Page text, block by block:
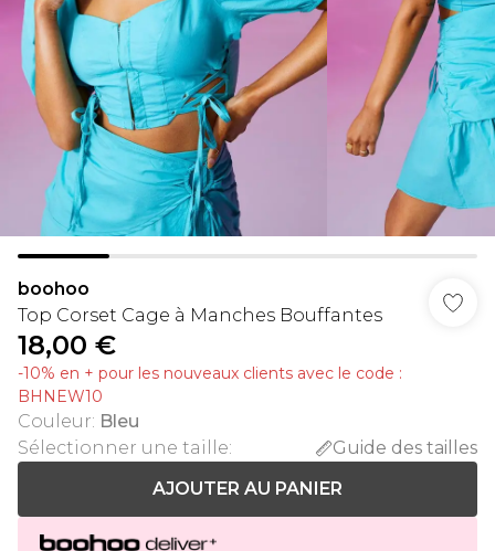
boohoo
Top Corset Cage à Manches Bouffantes
18,00 €
-10% en + pour les nouveaux clients avec le code :
BHNEW10
Couleur: Bleu
Sélectionner une taille:
Guide des tailles
AJOUTER AU PANIER